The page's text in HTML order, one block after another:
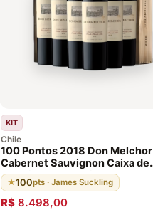
KIT
Chile
100 Pontos 2018 Don Melchor
Cabernet Sauvignon Caixa de
Madeira com 6 unidades
★100pts · James Suckling
R$8.498,00